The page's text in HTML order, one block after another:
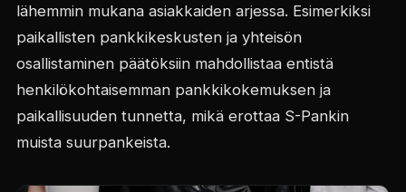
lähemmin mukana asiakkaiden arjessa. Esimerkiksi
paikallisten pankkikeskusten ja yhteisön
osallistaminen päätöksiin mahdollistaa entistä
henkilökohtaisemman pankkikokemuksen ja
paikallisuuden tunnetta, mikä erottaa S-Pankin
muista suurpankeista.